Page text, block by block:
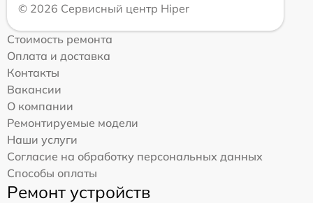
© 2026 Сервисный центр Hiper
Стоимость ремонта
Оплата и доставка
Контакты
Вакансии
О компании
Ремонтируемые модели
Наши услуги
Согласие на обработку персональных данных
Способы оплаты
Ремонт устройств